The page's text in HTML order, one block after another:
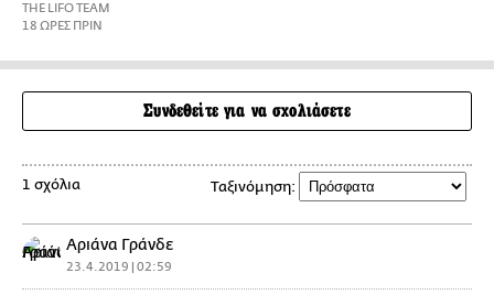
THE LIFO TEAM
18 ΩΡΕΣ ΠΡΙΝ
Συνδεθείτε για να σχολιάσετε
1 σχόλια Ταξινόμηση:
Αριάνα Γράνδε
23.4.2019 | 02:59